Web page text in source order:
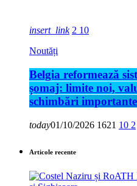
insert_link 2 10
Noutăți
Belgia reformează
șomaj: limite noi,
schimbări
today01/10/2026 1621 10 2
Articole recente